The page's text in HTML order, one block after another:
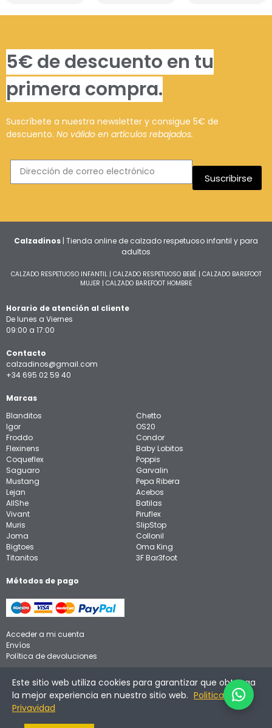
5€ de descuento en tu
primera compra.
Suscríbete a nuestra newsletter y consigue 5€ de
descuento. No válido en artículos rebajados.
Suscribirse
Calzadinos | Tienda online de calzado respetuoso infantil y para
adultos
CALZADO RESPETUOSO INFANTIL| CALZADO RESPETUOSO BEBÉ | CALZADO BAREFOOT
MUJER | CALZADO BAREFOOT HOMBRE
Horario de atención al cliente
De lunes a Viernes
09:00 a 17:00
Contacto
calzadinos@gmail.com
+34 695 02 59 40
Marcas
Blanditos
Igor
Froddo
Flexinens
Coqueflex
Saguaro
Mustang
Lejan
AllShe
Vivant
Muris
Joma
Bigtoes
Titanitos
Chetto
OS20
Condor
Baby Lobitos
Poppis
Garvalin
Pepa Ribera
Acebos
Batilas
Piruflex
SlipStop
Collonil
Oma King
3F Bar3foot
Métodos de pago
Acceder a mi cuenta
Envíos
Política de devoluciones
Aviso legal
Política de privacidad
Política de cookies
Este sitio web utiliza cookies para garantizar que obtenga
la mejor experiencia en nuestro sitio web. Politica de
Privavidad